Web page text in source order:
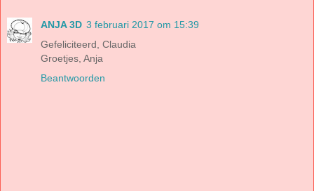
ANJA 3D 3 februari 2017 om 15:39
Gefeliciteerd, Claudia
Groetjes, Anja
Beantwoorden